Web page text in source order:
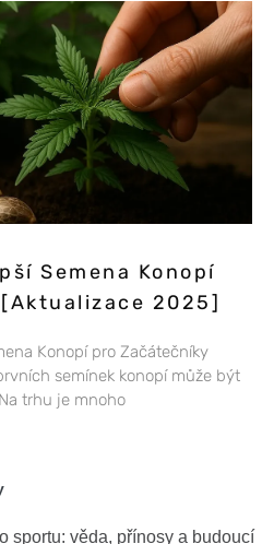
Semena Konopí
2025]
Konopí pro Začátečníky
semínek konopí může být
trhu je mnoho
sportu: věda, přínosy a budoucí